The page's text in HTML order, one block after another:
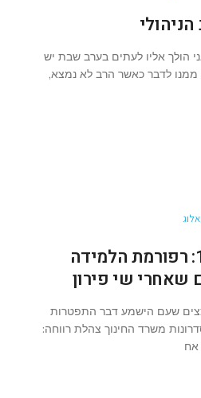
הולך אליו לעתים בערב שבת יש
לדבר כאשר הרב לא נמצא,
מות המהפכה 1/4: רפורמת הלמידה
שאחרי שי פירון
שעם הישמע דבר התפטרות
משרד החינוך צהלת רווחה:
אח